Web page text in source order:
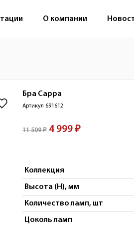
О компании
Бра Cappa
Артикул 691612
11 509 ₽ 4 999 ₽
Коллекция
Высота (H), мм
Количество ламп, шт
Цоколь ламп